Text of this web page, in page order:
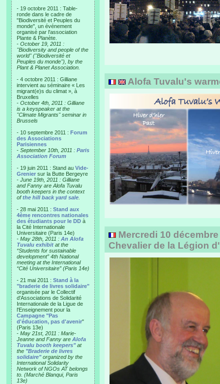
- 19 octobre 2011 : Table-
ronde dans le cadre de
"Biodiversité et Peuples du
monde", un événement
organisé par l'association
Plante & Planète.
- October 19, 2011 :
"Biodiversity and people of the
world" ("Biodiversité et
Peuples du monde"), by the
Plant & Planet Association.
- 4 octobre 2011 : Gilliane
intervient au séminaire « Les
migrant(e)s du climat », à
Bruxelles
- October 4th, 2011 : Gilliane
is a keyspeaker at the
"Climate Migrants" seminar in
Brussels
- 10 septembre 2011 : Forum
des Associations
Parisiennes
- September 10th, 2011 : Paris
Association Forum
- 19 juin 2011 : Stand au Vide-
Grenier sur la Butte Bergeyre
- June 19th, 2011 : Gilliane
and Fanny are Alofa Tuvalu
booth keepers in the context
ofthe hill back yard sale
- 28 mai 2011 : Stand aux
4ème rencontres nationales
des étudiants pour le DD à
la Cité Internationale
Universitaire (Paris 14e)
- May 28th, 2011 : An Alofa
Tuvalu exhibit at the
“Students for sustainable
development” 4th National
meeting at the International
“Cité Universitaire” (Paris 14e)
- 21 mai 2011 : Stand à la
"braderie de livres solidaire"
organisée par le Collectif
d'Associations de Solidarité
Internationale de la Ligue de
l'Enseignement pour la
Campagne "Pas
d'éducation, pas d'avenir"
(Paris 13e)
- May 21st, 2011 : Marie-
Jeanne and Fanny are Alofa
Tuvalu booth keepers"at
the "Braderie de livres
solidaire"organized by the
International Solidarity
Network of NGOs AT belongs
to. (Marché Blanqui, Paris
13e)
Alofa Tuvalu's
Mercredi 10
Chevalier de la Légion